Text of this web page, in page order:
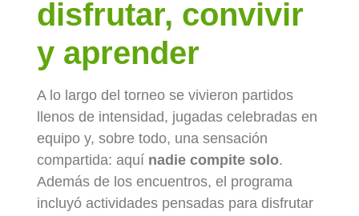
disfrutar, convivir
y aprender
A lo largo del torneo se vivieron partidos
llenos de intensidad, jugadas celebradas en
equipo y, sobre todo, una sensación
compartida: aquí nadie compite solo.
Además de los encuentros, el programa
incluyó actividades pensadas para disfrutar